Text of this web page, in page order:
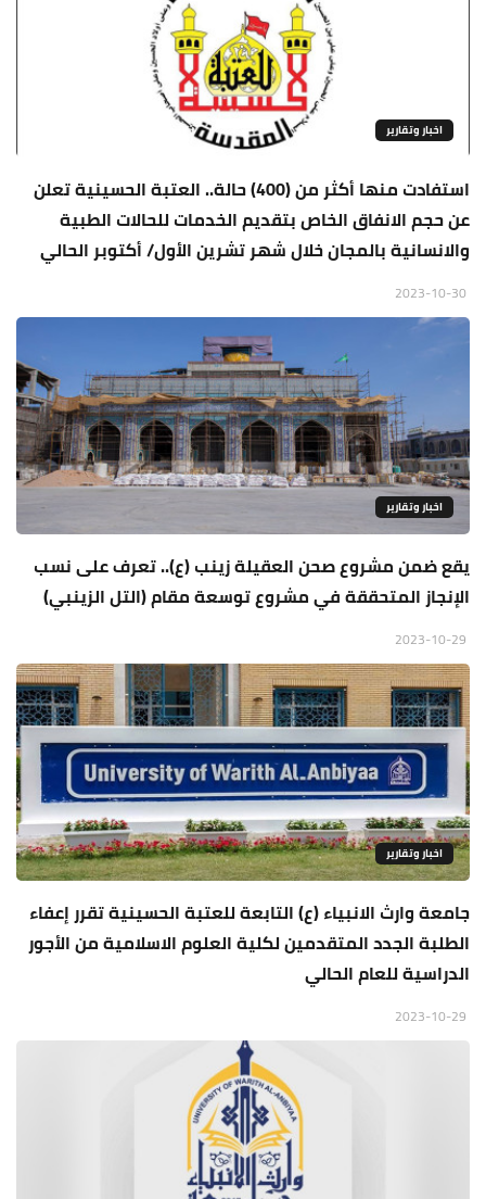
اخبار وتقارير
استفادت منها أكثر من (400) حالة.. العتبة الحسينية تعلن
عن حجم الانفاق الخاص بتقديم الخدمات للحالات الطبية
والانسانية بالمجان خلال شهر تشرين الأول/ أكتوبر الحالي
اخبار وتقارير
يقع ضمن مشروع صحن العقيلة زينب (ع).. تعرف على نسب
الإنجاز المتحققة في مشروع توسعة مقام (التل الزينبي)
اخبار وتقارير
جامعة وارث الانبياء (ع) التابعة للعتبة الحسينية تقرر إعفاء
الطلبة الجدد المتقدمين لكلية العلوم الاسلامية من الأجور
الدراسية للعام الحالي